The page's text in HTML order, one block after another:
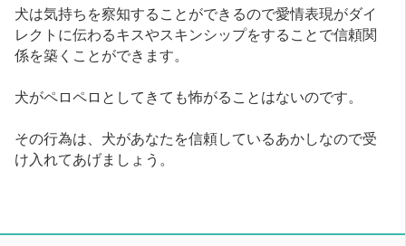
犬は気持ちを察知することができるので愛情表現がダイ
レクトに伝わるキスやスキンシップをすることで信頼関
係を築くことができます。
犬がペロペロとしてきても怖がることはないのです。
その行為は、犬があなたを信頼しているあかしなので受
け入れてあげましょう。